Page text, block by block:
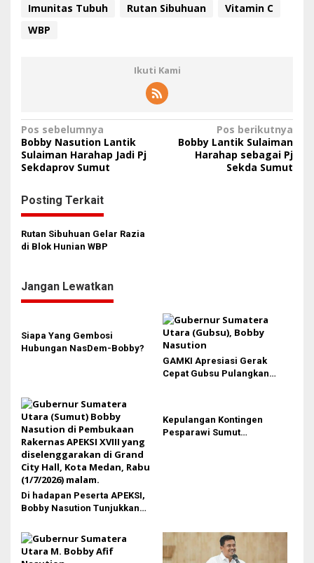
Imunitas Tubuh Rutan Sibuhuan
Vitamin C
WBP
Ikuti Kami
N
a
v
i
g
a
s
p
o
s
Pos sebelumnya
Bobby Nasution Lantik
Sulaiman Harahap Jadi Pj
Sekdaprov Sumut
Pos berikutnya
Bobby Lantik Sulaiman
Harahap sebagai Pj
Sekda Sumut
Posting Terkait
Rutan Sibuhuan Gelar Razia
di Blok Hunian WBP
Jangan Lewatkan
Siapa Yang Gembosi
Hubungan NasDem-Bobby?
GAMKI Apresiasi Gerak
Cepat Gubsu Pulangkan
Di hadapan Peserta APEKSI,
Bobby Nasution Tunjukkan
Medan di Eranya
Kepulangan Kontingen
Pesparawi Sumut